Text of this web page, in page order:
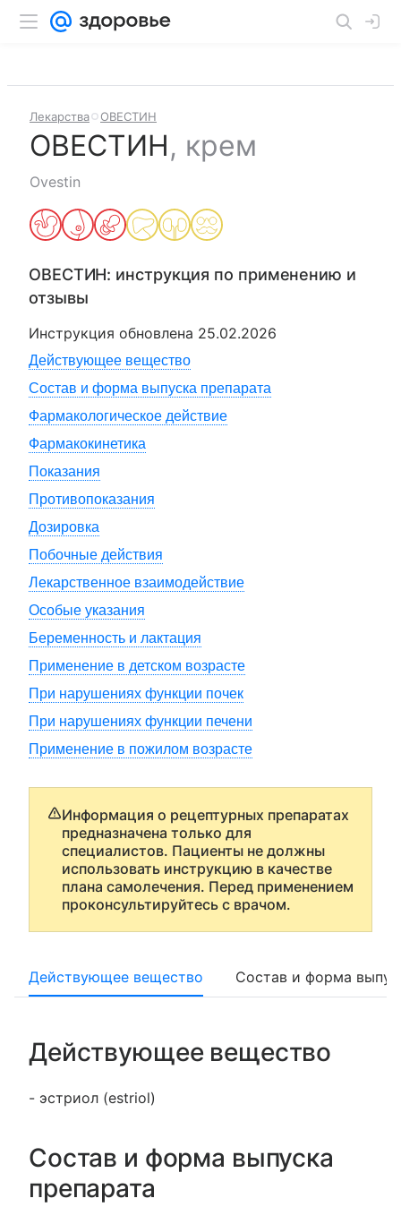
Лекарства ОВЕСТИН
ОВЕСТИН, крем
Ovestin
ОВЕСТИН: инструкция по применению и
отзывы
Инструкция обновлена 25.02.2026
Действующее вещество
Состав и форма выпуска препарата
Фармакологическое действие
Фармакокинетика
Показания
Противопоказания
Дозировка
Побочные действия
Лекарственное взаимодействие
Особые указания
Беременность и лактация
Применение в детском возрасте
При нарушениях функции почек
При нарушениях функции печени
Применение в пожилом возрасте
Информация о рецептурных препаратах
предназначена только для
специалистов. Пациенты не должны
использовать инструкцию в качестве
плана самолечения. Перед применением
проконсультируйтесь с врачом.
Действующее вещество Состав и форма
Действующее вещество
- эстриол (estriol)
Состав и форма выпуска
препарата